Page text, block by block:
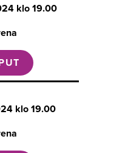
klo 19.00
klo 19.00